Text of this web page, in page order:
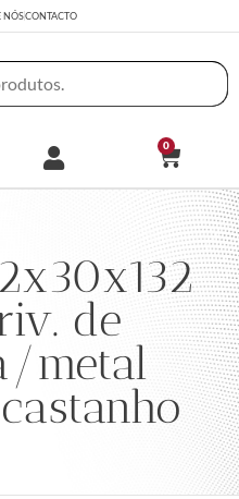
NÓSCONTACTO
0
de
metal